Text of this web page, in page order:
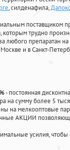
, силденафила,
трудно
любого препаратан
и в Санкт-
- постоянная
на сумму более 5
мелкооптовые
АКЦИИ
усилия,